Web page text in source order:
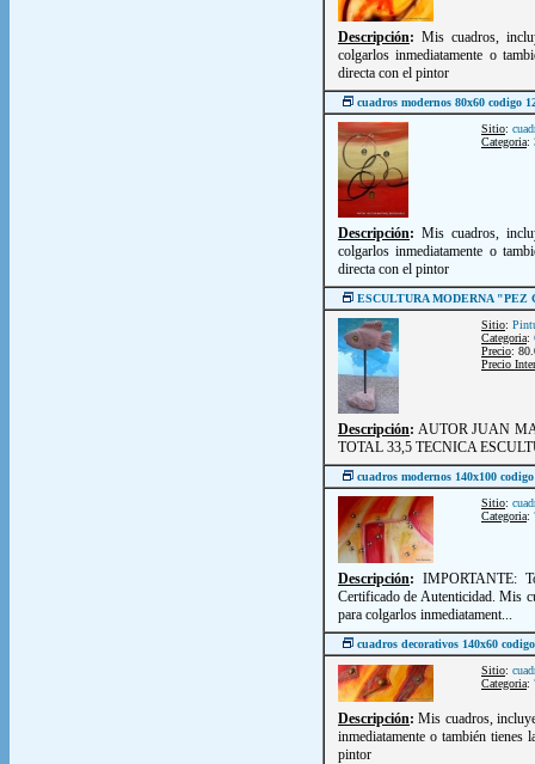
Descripción: Mis cuadros,
colgarlos inmediatamente o
directa con el pintor
cuadros modernos 80x60 codigo
Sitio:
Categoria:
Descripción: Mis cuadros,
colgarlos inmediatamente o
directa con el pintor
ESCULTURA MODERNA
Sitio:
Categoria:
Precio:
Precio
Descripción: AUTOR JUAN
TOTAL 33,5 TECNICA
cuadros modernos 140x100
Sitio:
Categoria:
Descripción: IMPORTANTE:
Certificado de Autenticidad. Mis
para colgarlos inmediatament...
cuadros decorativos 140x60
Sitio:
Categoria:
Descripción: Mis cuadros,
inmediatamente o también tienes
pintor